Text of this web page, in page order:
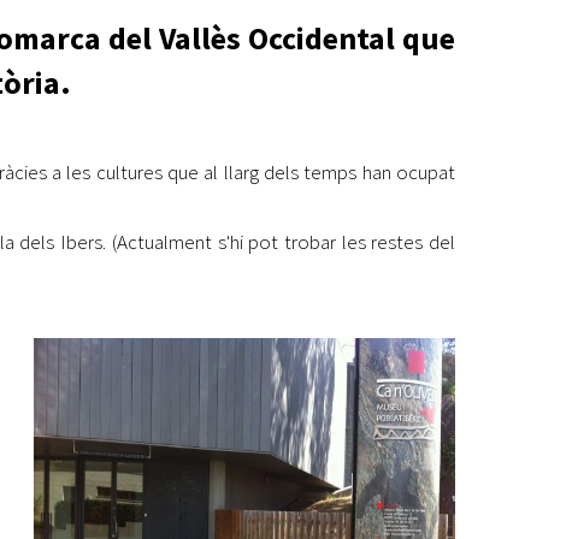
Ètica i Integritat
Accés a Informació Pública
del Vallès Occidental que
a les cultures que al llarg dels temps han ocupat
dels Ibers. (Actualment s'hi pot trobar les restes del